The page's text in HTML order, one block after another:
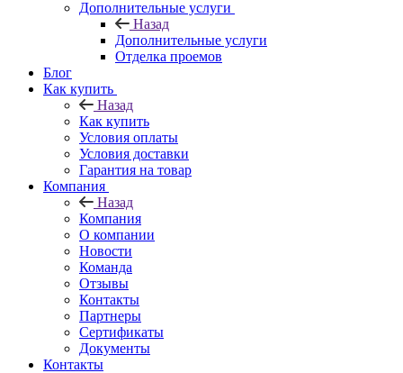
Дополнительные услуги
Назад
Дополнительные услуги
Отделка проемов
Блог
Как купить
Назад
Как купить
Условия оплаты
Условия доставки
Гарантия на товар
Компания
Назад
Компания
О компании
Новости
Команда
Отзывы
Контакты
Партнеры
Сертификаты
Документы
Контакты